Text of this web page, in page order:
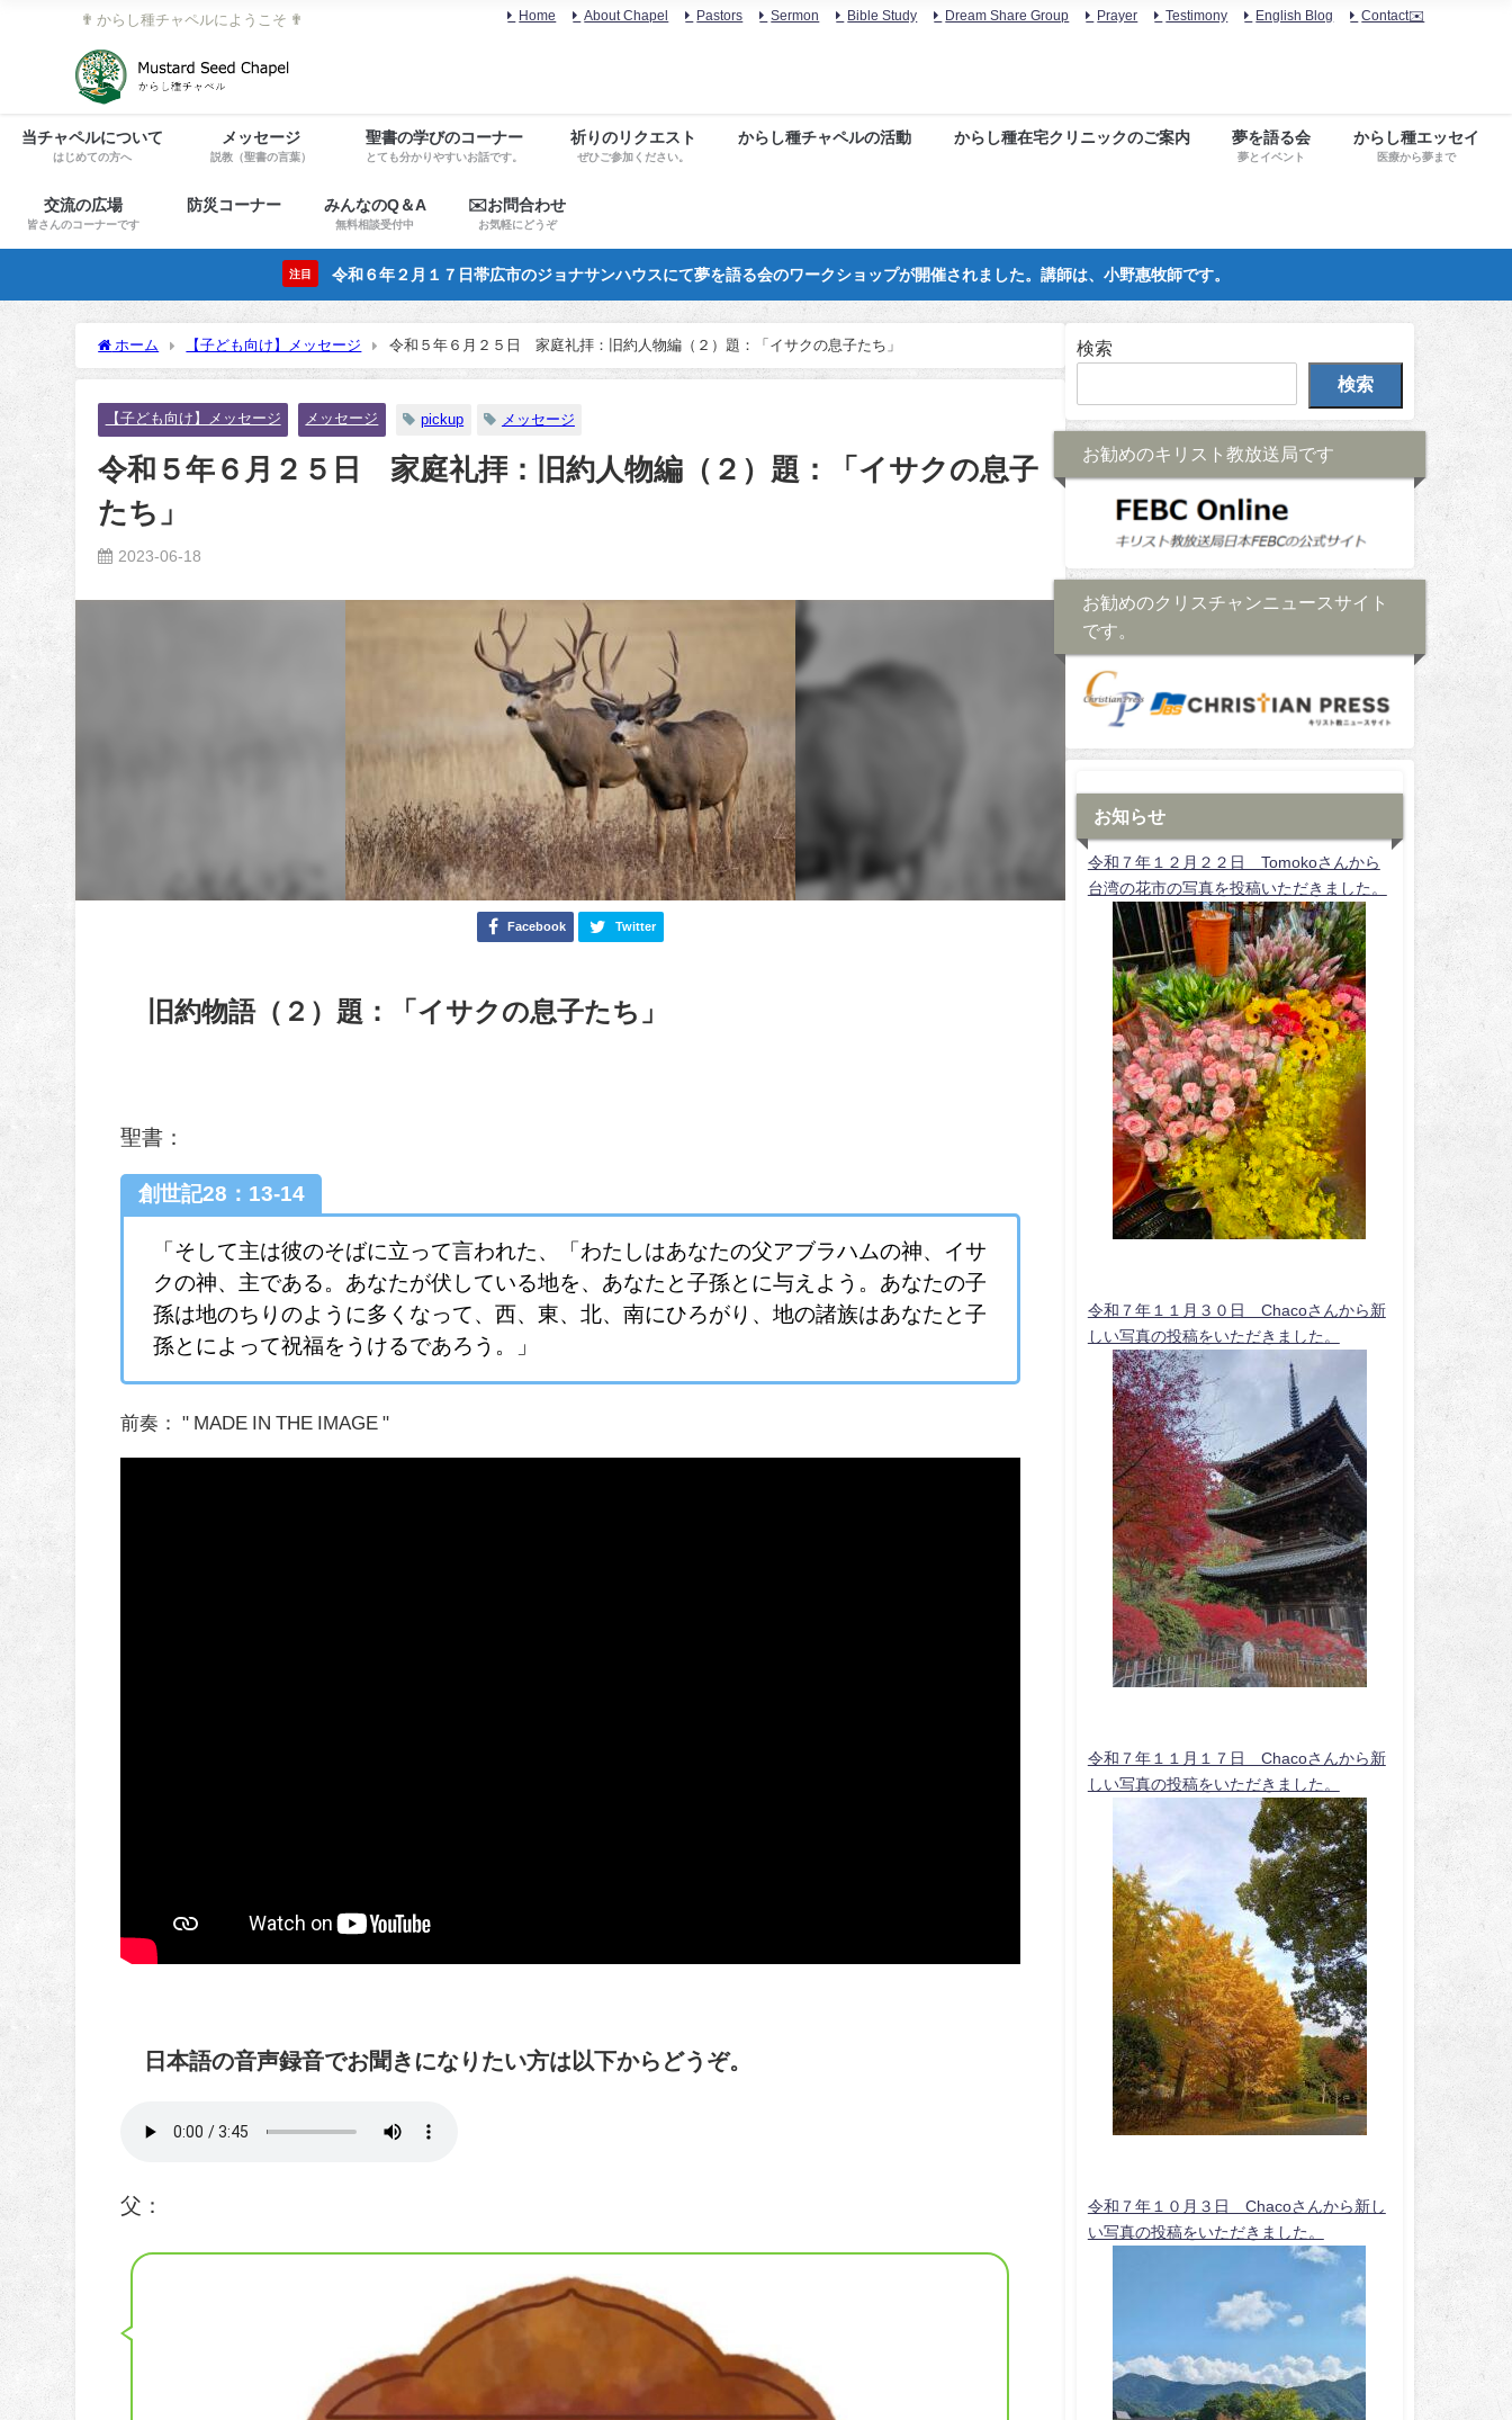
✟ からし種チャペルにようこそ ✟ Home About Chapel Pastors Sermon Bible Study Dream Share Group Prayer Testimony English Blog Contact✉️
当チャペルについて
はじめての方へ
メッセージ
説教（聖書の言葉）
聖書の学びのコーナー
とても分かりやすいお話です。
祈りのリクエスト
ぜひご参加ください。
からし種チャペルの活動 からし種在宅クリニックのご案内 夢を語る会
夢とイベント
からし種エッセイ
医療から夢まで
交流の広場
皆さんのコーナーです
防災コーナー みんなのQ＆A
無料相談受付中
✉️お問合わせ
お気軽にどうぞ
注目 令和６年２月１７日帯広市のジョナサンハウスにて夢を語る会のワークショップが開催されました。講師は、小野惠牧師です。
ホーム 【子ども向け】メッセージ 令和５年６月２５日 家庭礼拝：旧約人物編（２）題：「イサクの息子たち」
【子ども向け】メッセージ メッセージ pickup メッセージ
令和５年６月２５日 家庭礼拝：旧約人物編（２）題：「イサクの息子
たち」
2023-06-18
Facebook Twitter
旧約物語（２）題：「イサクの息子たち」
聖書：
創世記28：13-14
「そして主は彼のそばに立って言われた、「わたしはあなたの父アブラハムの神、イサ
クの神、主である。あなたが伏している地を、あなたと子孫とに与えよう。あなたの子
孫は地のちりのように多くなって、西、東、北、南にひろがり、地の諸族はあなたと子
孫とによって祝福をうけるであろう。」
前奏： " MADE IN THE IMAGE "
日本語の音声録音でお聞きになりたい方は以下からどうぞ。
父：
検索
検索
お勧めのキリスト教放送局です
お勧めのクリスチャンニュースサイト
です。
お知らせ
令和７年１２月２２日 Tomokoさんから
台湾の花市の写真を投稿いただきました。
令和７年１１月３０日 Chacoさんから新
しい写真の投稿をいただきました。
令和７年１１月１７日 Chacoさんから新
しい写真の投稿をいただきました。
令和７年１０月３日 Chacoさんから新し
い写真の投稿をいただきました。